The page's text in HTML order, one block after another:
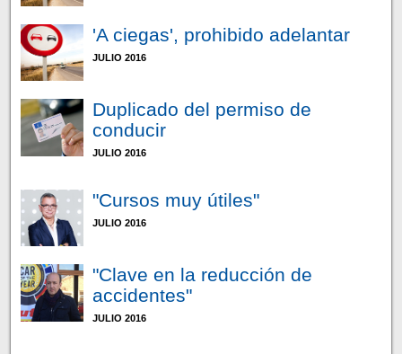
'A ciegas', prohibido adelantar
JULIO 2016
Duplicado del permiso de
conducir
JULIO 2016
"Cursos muy útiles"
JULIO 2016
"Clave en la reducción de
accidentes"
JULIO 2016